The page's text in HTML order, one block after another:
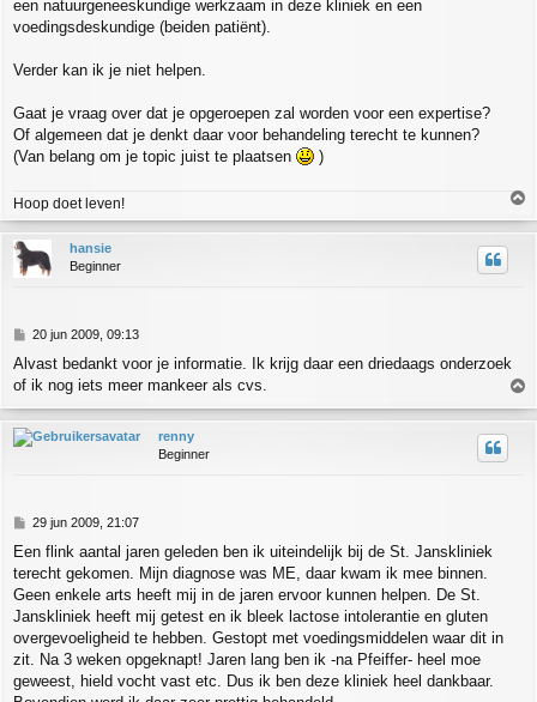
i
c
een natuurgeneeskundige werkzaam in deze kliniek en een
voedingsdeskundige (beiden patiënt).
Verder kan ik je niet helpen.
Gaat je vraag over dat je opgeroepen zal worden voor een expertise?
Of algemeen dat je denkt daar voor behandeling terecht te kunnen?
(Van belang om je topic juist te plaatsen
)
Hoop doet leven!
h
hansie
Beginner
B
r
h
t
20 jun 2009, 09:13
Alvast bedankt voor je informatie. Ik krijg daar een driedaags onderzoek
of ik nog iets meer mankeer als cvs.
h
renny
Beginner
B
r
i
c
h
29 jun 2009, 21:07
Een flink aantal jaren geleden ben ik uiteindelijk bij de St. Janskliniek
terecht gekomen. Mijn diagnose was ME, daar kwam ik mee binnen.
Geen enkele arts heeft mij in de jaren ervoor kunnen helpen. De St.
Janskliniek heeft mij getest en ik bleek lactose intolerantie en gluten
overgevoeligheid te hebben. Gestopt met voedingsmiddelen waar dit in
zit. Na 3 weken opgeknapt! Jaren lang ben ik -na Pfeiffer- heel moe
geweest, hield vocht vast etc. Dus ik ben deze kliniek heel dankbaar.